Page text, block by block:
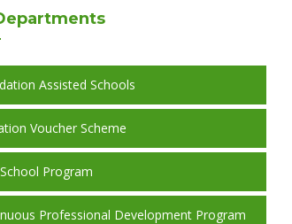
Assisted Schools
Voucher Scheme
Program
Professional Development Program